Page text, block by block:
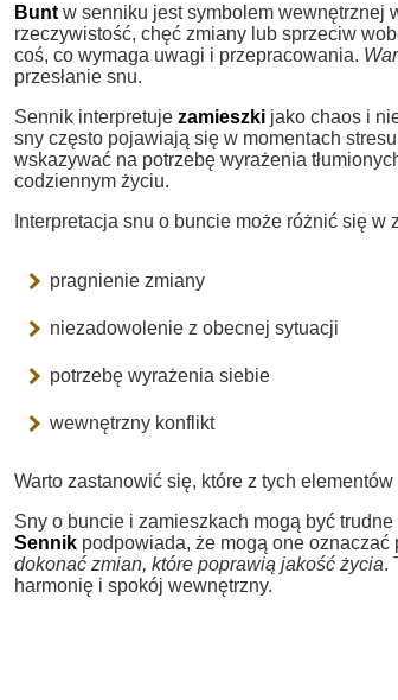
Bunt w senniku jest symbolem wewnętrznej
rzeczywistość, chęć zmiany lub sprzeciw
coś, co wymaga uwagi i przepracowania.
przesłanie snu.
Sennik interpretuje zamieszki jako chaos i
sny często pojawiają się w momentach
wskazywać na potrzebę wyrażenia
codziennym życiu.
Interpretacja snu o buncie może różnić się
pragnienie zmiany
niezadowolenie z obecnej sytuacji
potrzebę wyrażenia siebie
wewnętrzny konflikt
Warto zastanowić się, które z tych
Sny o buncie i zamieszkach mogą być
Sennik podpowiada, że mogą one
dokonać zmian, które poprawią jakość życia.
harmonię i spokój wewnętrzny.